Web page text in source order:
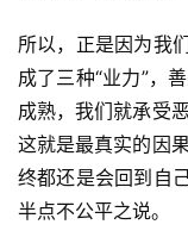
高
僧
访
谈
心
所以，正是因为我
成了三种“业力”，
成熟，我们就承受
这就是最真实的因
终都还是会回到自
半点不公平之说。